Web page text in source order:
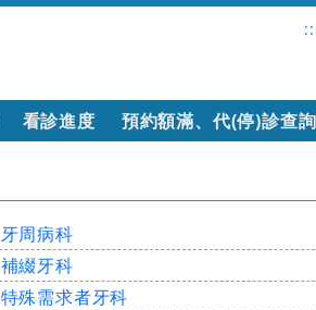
看診進度 預約額滿、代(停)診查詢
牙周病科
補綴牙科
特殊需求者牙科